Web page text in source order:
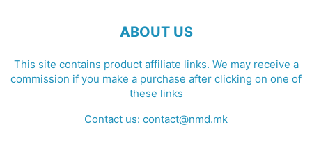
ABOUT US
This site contains product affiliate links. We may receive a
commission if you make a purchase after clicking on one of
these links
Contact us: contact@nmd.mk